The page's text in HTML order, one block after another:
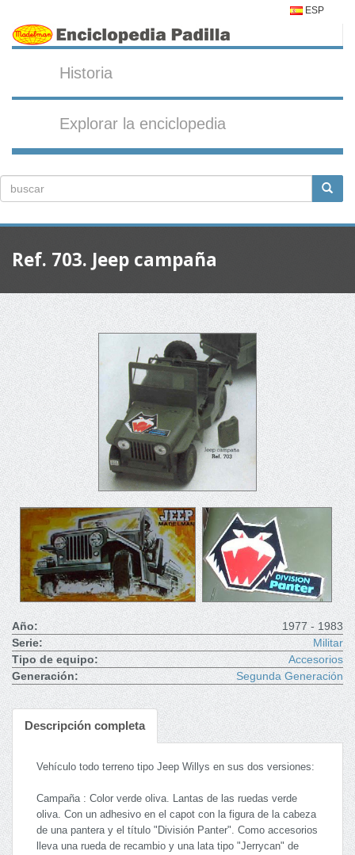
ESP
Historia
Explorar la enciclopedia
Ref. 703. Jeep campaña
Año:
1977 - 1983
Serie:
Militar
Tipo de equipo:
Accesorios
Generación:
Segunda Generación
Descripción completa
Vehículo todo terreno tipo Jeep Willys en sus dos versiones:
Campaña : Color verde oliva. Lantas de las ruedas verde
oliva. Con un adhesivo en el capot con la figura de la cabeza
de una pantera y el título "División Panter". Como accesorios
lleva una rueda de recambio y una lata tipo "Jerrycan" de